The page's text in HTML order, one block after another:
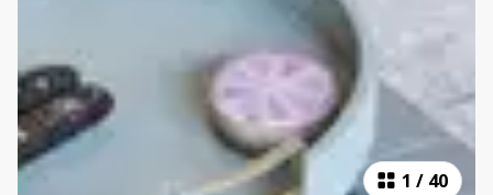
1 / 40